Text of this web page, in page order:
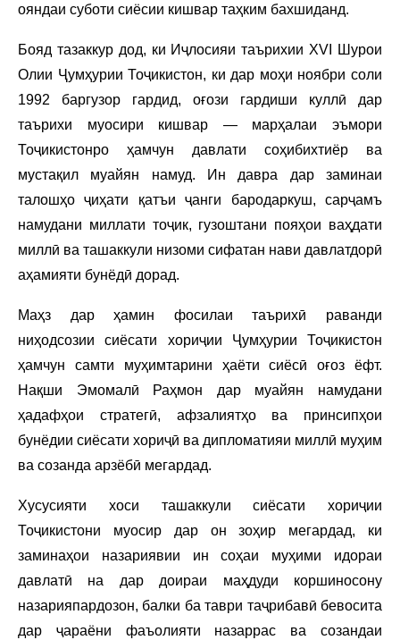
ояндаи суботи сиёсии кишвар таҳким бахшиданд.
Бояд тазаккур дод, ки Иҷлосияи таърихии XVI Шурои
Олии Ҷумҳурии Тоҷикистон, ки дар моҳи ноябри соли
1992 баргузор гардид, оғози гардиши куллӣ дар
таърихи муосири кишвар — марҳалаи эъмори
Тоҷикистонро ҳамчун давлати соҳибихтиёр ва
мустақил муайян намуд. Ин давра дар заминаи
талошҳо ҷиҳати қатъи ҷанги бародаркуш, сарҷамъ
намудани миллати тоҷик, гузоштани пояҳои ваҳдати
миллӣ ва ташаккули низоми сифатан нави давлатдорӣ
аҳамияти бунёдӣ дорад.
Маҳз дар ҳамин фосилаи таърихӣ раванди
ниҳодсозии сиёсати хориҷии Ҷумҳурии Тоҷикистон
ҳамчун самти муҳимтарини ҳаёти сиёсӣ оғоз ёфт.
Нақши Эмомалӣ Раҳмон дар муайян намудани
ҳадафҳои стратегӣ, афзалиятҳо ва принсипҳои
бунёдии сиёсати хориҷӣ ва дипломатияи миллӣ муҳим
ва созанда арзёбӣ мегардад.
Хусусияти хоси ташаккули сиёсати хориҷии
Тоҷикистони муосир дар он зоҳир мегардад, ки
заминаҳои назариявии ин соҳаи муҳими идораи
давлатӣ на дар доираи маҳдуди коршиносону
назарияпардозон, балки ба таври таҷрибавӣ бевосита
дар ҷараёни фаъолияти назаррас ва созандаи